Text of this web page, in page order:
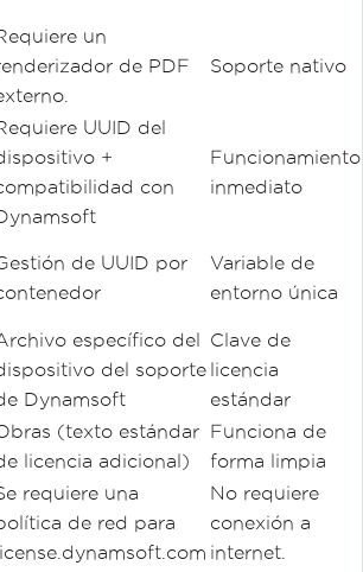
un
de PDF
Soporte nativo
UUID del
+
con
Funcionamiento
inmediato
de UUID por
Variable de
entorno única
específico del
del soporte
Dynamsoft
Clave de
licencia
estándar
(texto estándar
licencia adicional)
Funciona de
forma limpia
requiere una
de red para
No requiere
conexión a
internet.